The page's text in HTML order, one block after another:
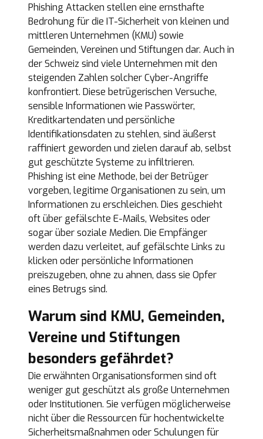
Phishing Attacken stellen eine ernsthafte
Bedrohung für die IT-Sicherheit von kleinen und
mittleren Unternehmen (KMU) sowie
Gemeinden, Vereinen und Stiftungen dar. Auch in
der Schweiz sind viele Unternehmen mit den
steigenden Zahlen solcher Cyber-Angriffe
konfrontiert. Diese betrügerischen Versuche,
sensible Informationen wie Passwörter,
Kreditkartendaten und persönliche
Identifikationsdaten zu stehlen, sind äußerst
raffiniert geworden und zielen darauf ab, selbst
gut geschützte Systeme zu infiltrieren.
Phishing ist eine Methode, bei der Betrüger
vorgeben, legitime Organisationen zu sein, um
Informationen zu erschleichen. Dies geschieht
oft über gefälschte E-Mails, Websites oder
sogar über soziale Medien. Die Empfänger
werden dazu verleitet, auf gefälschte Links zu
klicken oder persönliche Informationen
preiszugeben, ohne zu ahnen, dass sie Opfer
eines Betrugs sind.
Warum sind KMU, Gemeinden,
Vereine und Stiftungen
besonders gefährdet?
Die erwähnten Organisationsformen sind oft
weniger gut geschützt als große Unternehmen
oder Institutionen. Sie verfügen möglicherweise
nicht über die Ressourcen für hochentwickelte
Sicherheitsmaßnahmen oder Schulungen für